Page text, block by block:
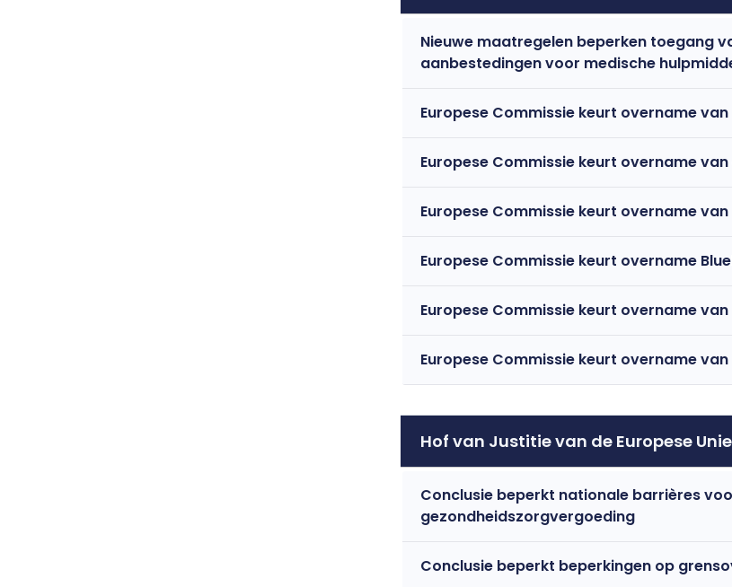
Nieuwe maatregelen beperken toegang
aanbestedingen voor medische
Europese Commissie keurt overname
Europese Commissie keurt overname
Europese Commissie keurt overname
Europese Commissie keurt overname
Europese Commissie keurt overname
Europese Commissie keurt overname
Hof van Justitie van de Europese Unie
Conclusie beperkt nationale barrières
gezondheidszorgvergoeding
Conclusie beperkt beperkingen op